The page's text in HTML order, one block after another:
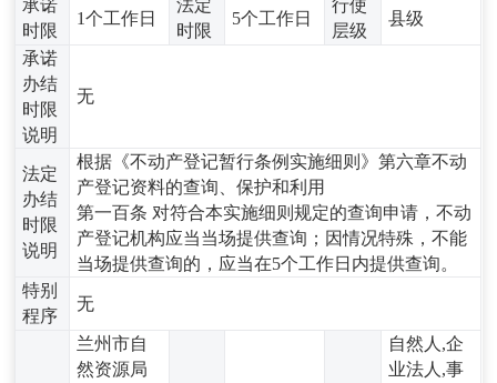
承诺
时限
1个工作日
法定
时限
5个工作日
行使
层级
县级
承诺
办结
时限
说明
无
法定
办结
时限
说明
根据《不动产登记暂行条例实施细则》第六章不动
产登记资料的查询、保护和利用
第一百条 对符合本实施细则规定的查询申请，不动
产登记机构应当当场提供查询；因情况特殊，不能
当场提供查询的，应当在5个工作日内提供查询。
特别
程序
无
兰州市自
然资源局
自然人,企
业法人,事